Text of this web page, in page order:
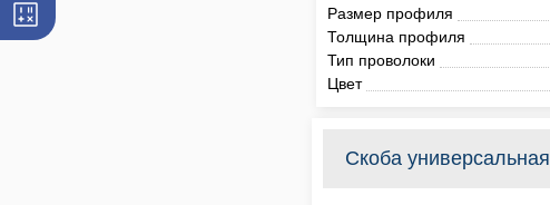
Размер профиля
Толщина профиля
Тип проволоки
Цвет
Скоба универсальная